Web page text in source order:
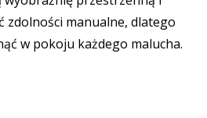
zdolności manualne, dlatego
w pokoju każdego malucha.